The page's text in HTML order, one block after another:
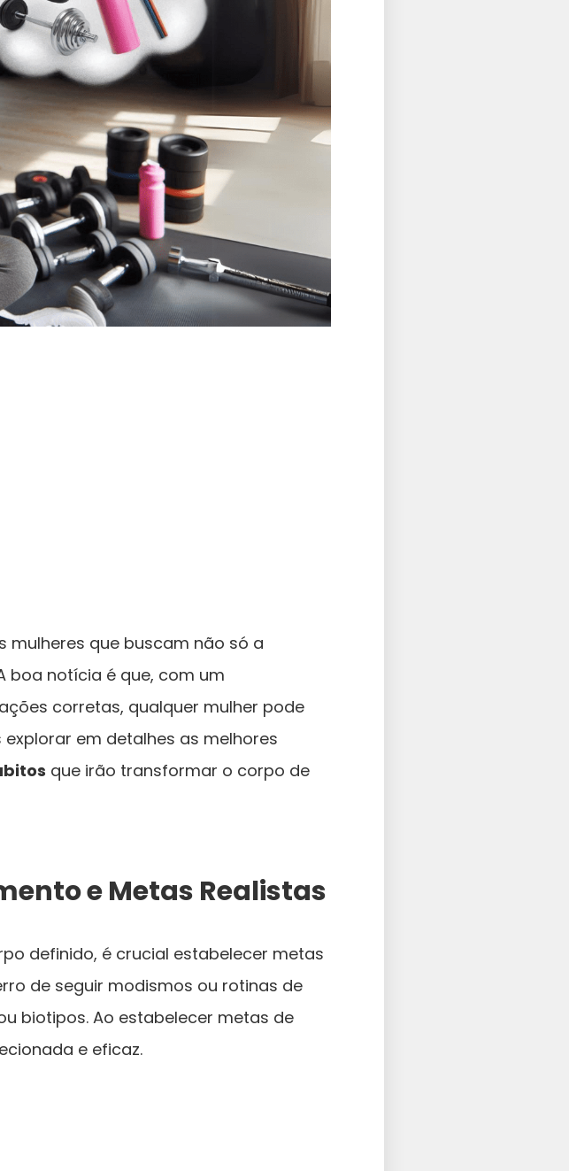
mulheres que buscam não só a
boa notícia é que, com um
corretas, qualquer mulher pode
em detalhes as melhores
que irão transformar o corpo de
e Metas Realistas
definido, é crucial estabelecer metas
de seguir modismos ou rotinas de
biotipos. Ao estabelecer metas de
e eficaz.